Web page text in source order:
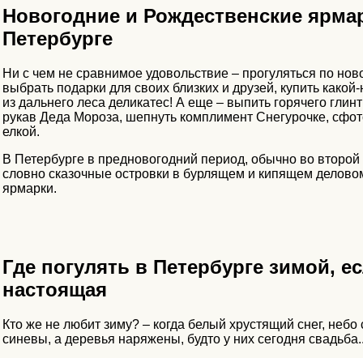
Новогодние и Рождественские
Петербурге
Ни с чем не сравнимое удовольствие – прогуляться по
выбрать подарки для своих близких и друзей, купить
из дальнего леса деликатес! А еще – выпить горячего
рукав Деда Мороза, шепнуть комплимент Снегурочке,
елкой.
В Петербурге в предновогодний период, обычно во
словно сказочные островки в бурлящем и кипящем
ярмарки.
Где погулять в Петербурге зимой,
настоящая
Кто же не любит зиму? – когда белый хрустящий снег, небо
синевы, а деревья наряжены, будто у них сегодня